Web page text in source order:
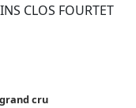
CLOS FOURTET
cru